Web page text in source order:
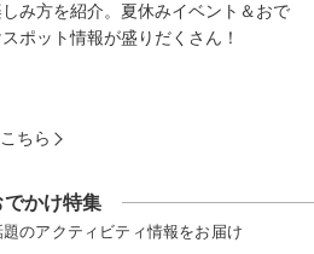
み方を紹介。夏休みイベント＆おで
ポット情報が盛りだくさん！
ちら
でかけ特集
のアクティビティ情報をお届け